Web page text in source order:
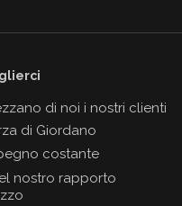
di noi i nostri clienti
di Giordano
costante
nostro rapporto